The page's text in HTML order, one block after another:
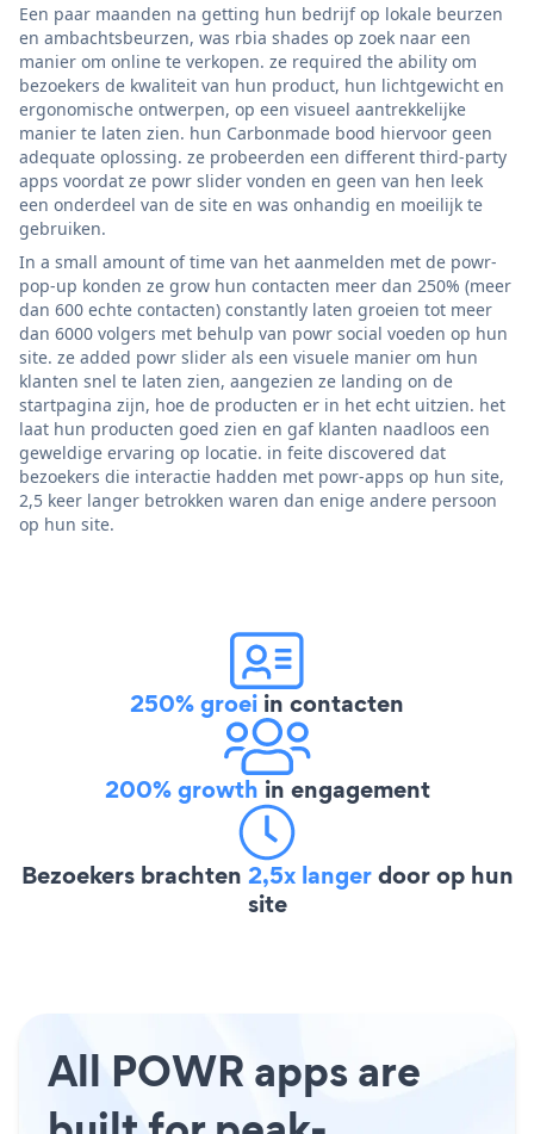
Een paar maanden na getting hun bedrijf op lokale beurzen
en ambachtsbeurzen, was rbia shades op zoek naar een
manier om online te verkopen. ze required the ability om
bezoekers de kwaliteit van hun product, hun lichtgewicht en
ergonomische ontwerpen, op een visueel aantrekkelijke
manier te laten zien. hun Carbonmade bood hiervoor geen
adequate oplossing. ze probeerden een different third-party
apps voordat ze powr slider vonden en geen van hen leek
een onderdeel van de site en was onhandig en moeilijk te
gebruiken.
In a small amount of time van het aanmelden met de powr-
pop-up konden ze grow hun contacten meer dan 250% (meer
dan 600 echte contacten) constantly laten groeien tot meer
dan 6000 volgers met behulp van powr social voeden op hun
site. ze added powr slider als een visuele manier om hun
klanten snel te laten zien, aangezien ze landing on de
startpagina zijn, hoe de producten er in het echt uitzien. het
laat hun producten goed zien en gaf klanten naadloos een
geweldige ervaring op locatie. in feite discovered dat
bezoekers die interactie hadden met powr-apps op hun site,
2,5 keer langer betrokken waren dan enige andere persoon
op hun site.
250% groei in contacten
200% growth in engagement
Bezoekers brachten 2,5x langerdoor op hun
site
All POWR apps are